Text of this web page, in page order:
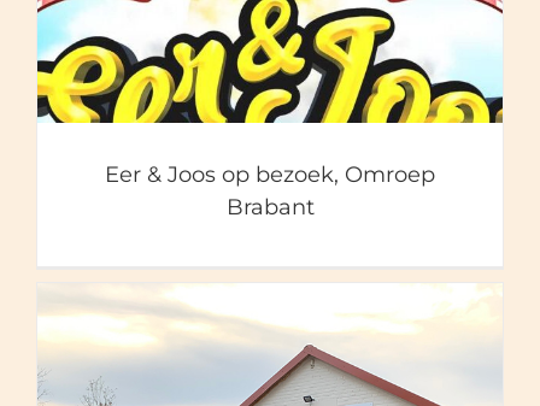
Eer & Joos op bezoek,
Omroep Brabant
Eer & Joos op bezoek, Omroep
Brabant